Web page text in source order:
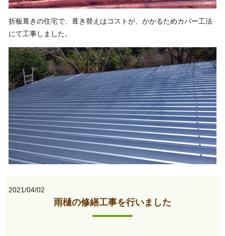
折板葺きの住宅で、葺き替えはコストが、かかるためカバー工法
にて工事しました。
2021/04/02
雨樋の修繕工事を行いました